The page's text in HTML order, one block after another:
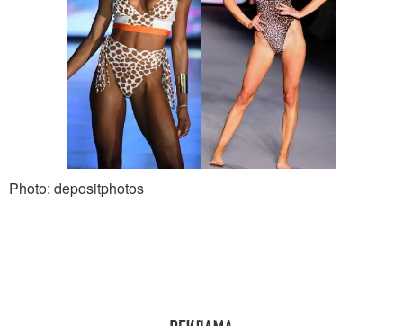
Photo: depositphotos